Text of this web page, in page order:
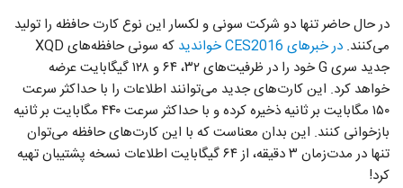
در حال حاضر تنها دو شرکت سونی و لکسار این نوع کارت حافظه را تولید
می‌کنند. در خبرهای CES2016 خواندید
که سونی حافظه‌های XQD
جدید سری G خود را در ظرفیت‌های ۳۲، ۶۴ و ۱۲۸ گیگابایت عرضه
خواهد کرد. این کارت‌های جدید می‌توانند اطلاعات را با حداکثر سرعت
۱۵۰ مگابایت بر ثانیه ذخیره کرده و با حداکثر سرعت ۴۴۰ مگابایت بر ثانیه
بازخوانی کنند. این بدان معناست که با این کارت‌های حافظه می‌توان
تنها در مدت‌زمان ۳ دقیقه، از ۶۴ گیگابایت اطلاعات نسخه پشتیبان تهیه
کرد!